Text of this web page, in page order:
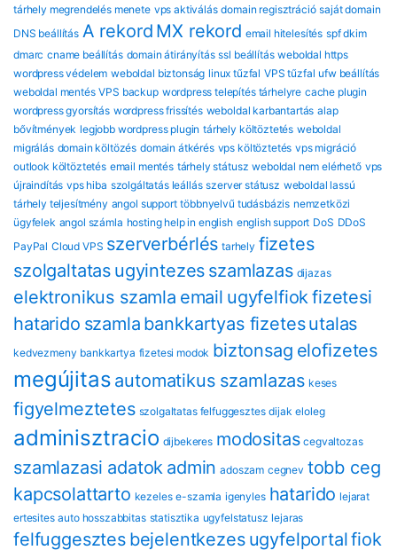
tárhely megrendelés menete vps aktiválás domain regisztráció saját domain
DNS beállítás A rekord MX rekord email hitelesítés spf dkim
dmarc cname beállítás domain átirányítás ssl beállítás weboldal https
wordpress védelem weboldal biztonság linux tűzfal VPS tűzfal ufw beállítás
weboldal mentés VPS backup wordpress telepítés tárhelyre cache plugin
wordpress gyorsítás wordpress frissítés weboldal karbantartás alap
bővítmények legjobb wordpress plugin tárhely költöztetés weboldal
migrálás domain költözés domain átkérés vps költöztetés vps migráció
outlook költöztetés email mentés tárhely státusz weboldal nem elérhető vps
újraindítás vps hiba szolgáltatás leállás szerver státusz weboldal lassú
tárhely teljesítmény angol support többnyelvű tudásbázis nemzetközi
ügyfelek angol számla hosting help in english english support DoS DDoS
PayPal Cloud VPS szerverbérlés tarhely fizetes
szolgaltatas ugyintezes szamlazas dijazas
elektronikus szamla email ugyfelfiok fizetesi
hatarido szamla bankkartyas fizetesutalas
kedvezmeny bankkartya fizetesi modok biztonsag eloﬁzetes
megújitas automatikus szamlazas keses
figyelmeztetes szolgaltatas felfuggesztes dijak eloleg
adminisztracio dijbekeres modositas cegvaltozas
szamlazasi adatok admin adoszam cegnev tobb ceg
kapcsolattarto kezeles e-szamla igenyles hatarido lejarat
ertesites auto hosszabbitas statisztika ugyfelstatusz lejaras
felfuggesztes bejelentkezes ugyfelportalfiok